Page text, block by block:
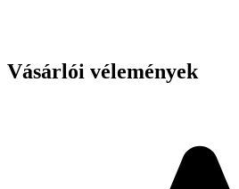
Vásárlói vélemények